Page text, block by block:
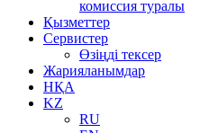
комиссия туралы
Қызметтер
Сервистер
Өзіңді тексер
Жарияланымдар
НҚА
KZ
RU